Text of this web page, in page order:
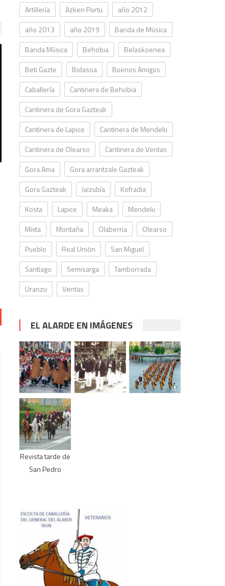
Artillería
Azken Portu
año 2012
año 2013
año 2019
Banda de Música
Banda Música
Behobia
Belaskoenea
Beti Gazte
Bidasoa
Buenos Amigos
Caballería
Cantinera de Behobia
Cantinera de Gora Gazteak
Cantinera de Lapice
Cantinera de Mendelu
Cantinera de Olearso
Cantinera de Ventas
Gora Ama
Gora arrantzale Gazteak
Gora Gazteak
Jaizubía
Kofradia
Kosta
Lapice Meaka
Mendelu
Mixta
Montaña Olaberria
Olearso
Pueblo
Real Unión
San Miguel
Santiago
Semisarga
Tamborrada
Uranzu
Ventas
EL ALARDE EN IMÁGENES
Revista tarde de
San Pedro